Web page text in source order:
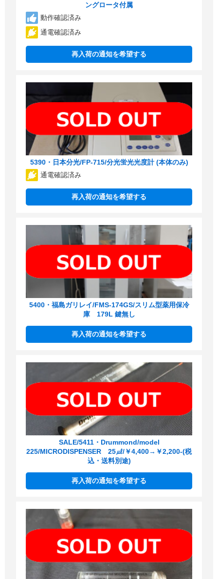
ングロータ付属
動作確認済み
通電確認済み
再入荷の通知を希望する
5390・日本分光/FP-715/分光蛍光光度計 (本体のみ)
通電確認済み
再入荷の通知を希望する
5400・福島ガリレイ/FMS-174GS/スリム型薬用保冷
庫 179L 鍵無し
再入荷の通知を希望する
SALE/5411・Drummond/model
225/MICRODISPENSER 25㎕/￥4,400→￥2,200-(税
込・送料別途)
再入荷の通知を希望する